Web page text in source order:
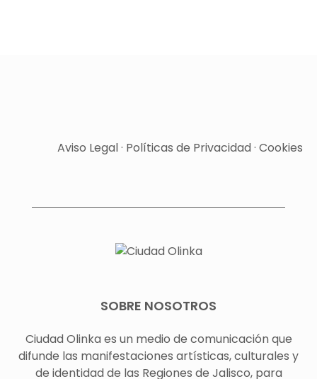
Aviso Legal· Políticas de Privacidad· Cookies
SOBRE NOSOTROS
Ciudad Olinka es un medio de comunicación que
difunde las manifestaciones artísticas, culturales y
de identidad de las Regiones de Jalisco, para